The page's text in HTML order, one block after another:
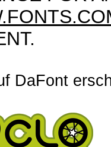
DaFont